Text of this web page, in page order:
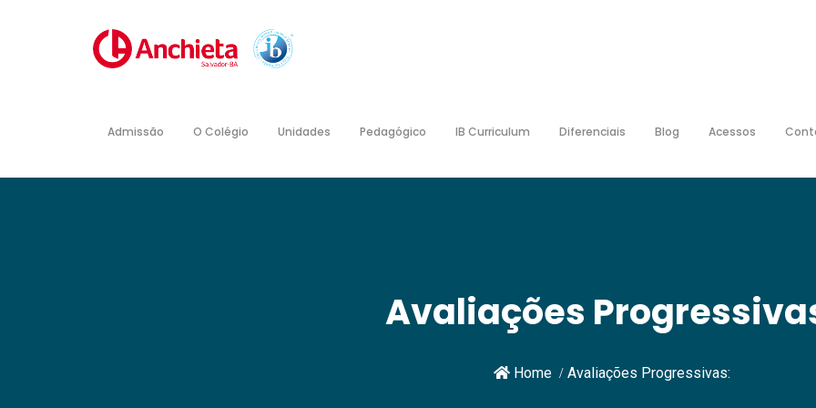
Admissão O Colégio Unidades Pedagógico IB Curriculum Diferenciais Blog Acessos
Avaliações
Home Avaliações Progressivas: